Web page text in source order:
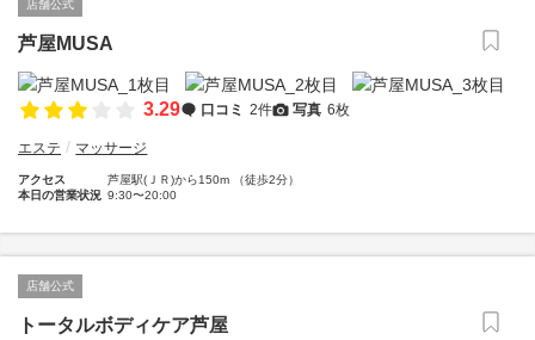
店舗公式
芦屋MUSA
3.29 口コミ 2件 写真 6枚
エステ マッサージ
アクセス
芦屋駅(ＪＲ)から150m （徒歩2分）
本日の営業状況 9:30〜20:00
店舗公式
トータルボディケア芦屋